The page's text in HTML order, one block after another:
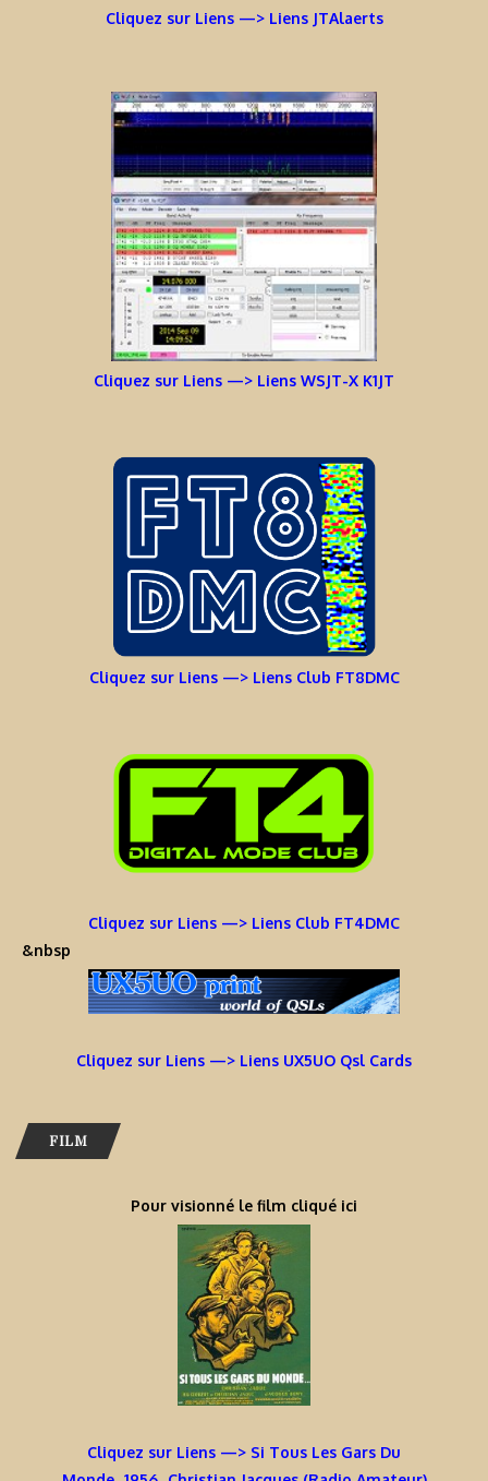
Cliquez sur Liens —> Liens JTAlaerts
Cliquez sur Liens —> Liens WSJT-X K1JT
Cliquez sur Liens —> Liens Club FT8DMC
Cliquez sur Liens —> Liens Club FT4DMC
&nbsp
Cliquez sur Liens —> Liens UX5UO Qsl Cards
FILM
Pour visionné le film cliqué ici
Cliquez sur Liens —> Si Tous Les Gars Du